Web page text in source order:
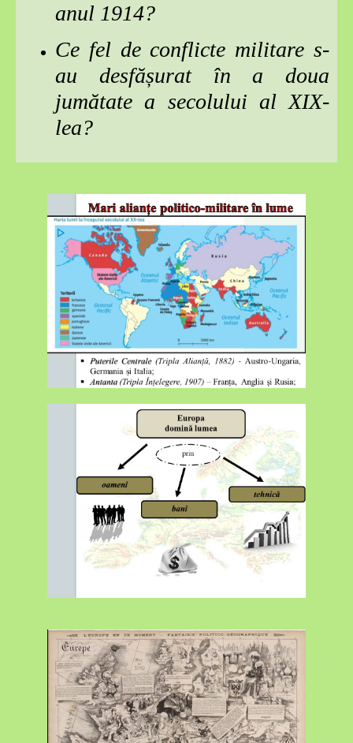
anul 1914?
Ce fel de conflicte militare s-
au desfășurat în a doua
jumătate a secolului al XIX-
lea?